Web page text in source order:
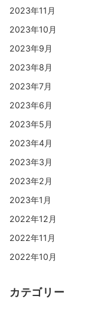
2023年11月
2023年10月
2023年9月
2023年8月
2023年7月
2023年6月
2023年5月
2023年4月
2023年3月
2023年2月
2023年1月
2022年12月
2022年11月
2022年10月
カテゴリー